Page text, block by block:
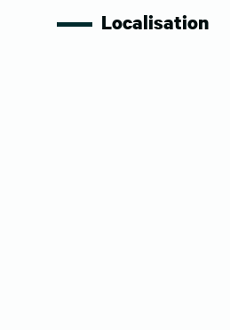
Localisation